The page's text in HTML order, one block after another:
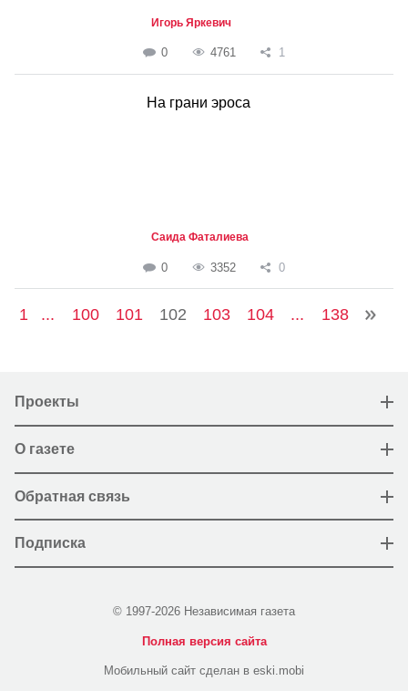
Игорь Яркевич
0 4761 1
На грани эроса
Саида Фаталиева
0 3352 0
1 ... 100 101 102 103 104 ... 138
Проекты
О газете
Обратная связь
Подписка
© 1997-2026 Независимая газета
Полная версия сайта
Мобильный сайт сделан в eski.mobi